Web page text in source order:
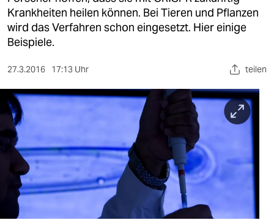
öko
gesellschaft
kultur
sport
berlin
nord
wahrheit
verlag
Krankheiten heilen können. Bei Tieren und Pflanzen
wird das Verfahren schon eingesetzt. Hier einige
Beispiele.
27.3.2016 17:13 Uhr teilen